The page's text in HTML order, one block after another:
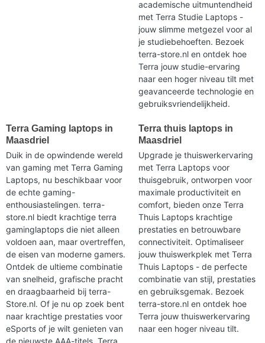
academische uitmuntendheid
met Terra Studie Laptops -
jouw slimme metgezel voor al
je studiebehoeften. Bezoek
terra-store.nl en ontdek hoe
Terra jouw studie-ervaring
naar een hoger niveau tilt met
geavanceerde technologie en
gebruiksvriendelijkheid.
Terra Gaming laptops in
Maasdriel
Duik in de opwindende wereld
van gaming met Terra Gaming
Laptops, nu beschikbaar voor
de echte gaming-
enthousiastelingen. terra-
store.nl biedt krachtige terra
gaminglaptops die niet alleen
voldoen aan, maar overtreffen,
de eisen van moderne gamers.
Ontdek de ultieme combinatie
van snelheid, grafische pracht
en draagbaarheid bij terra-
Store.nl. Of je nu op zoek bent
naar krachtige prestaties voor
eSports of je wilt genieten van
Terra thuis laptops in
Maasdriel
Upgrade je thuiswerkervaring
met Terra Laptops voor
thuisgebruik, ontworpen voor
maximale productiviteit en
comfort, bieden onze Terra
Thuis Laptops krachtige
prestaties en betrouwbare
connectiviteit. Optimaliseer
jouw thuiswerkplek met Terra
Thuis Laptops - de perfecte
combinatie van stijl, prestaties
en gebruiksgemak. Bezoek
terra-store.nl en ontdek hoe
Terra jouw thuiswerkervaring
naar een hoger niveau tilt.